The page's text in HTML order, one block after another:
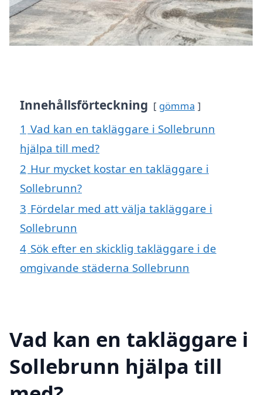
Innehållsförteckning gömma
1 Vad kan en takläggare i Sollebrunn
hjälpa till med?
2 Hur mycket kostar en takläggare i
Sollebrunn?
3 Fördelar med att välja takläggare i
Sollebrunn
4 Sök efter en skicklig takläggare i de
omgivande städerna Sollebrunn
Vad kan en takläggare i
Sollebrunn hjälpa till